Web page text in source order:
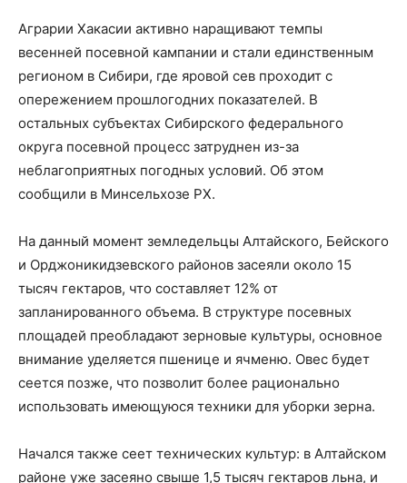
Аграрии Хакасии активно наращивают темпы
весенней посевной кампании и стали единственным
регионом в Сибири, где яровой сев проходит с
опережением прошлогодних показателей. В
остальных субъектах Сибирского федерального
округа посевной процесс затруднен из-за
неблагоприятных погодных условий. Об этом
сообщили в Минсельхозе РХ.
На данный момент земледельцы Алтайского, Бейского
и Орджоникидзевского районов засеяли около 15
тысяч гектаров, что составляет 12% от
запланированного объема. В структуре посевных
площадей преобладают зерновые культуры, основное
внимание уделяется пшенице и ячменю. Овес будет
сеется позже, что позволит более рационально
использовать имеющуюся техники для уборки зерна.
Начался также сеет технических культур: в Алтайском
районе уже засеяно свыше 1,5 тысяч гектаров льна, и